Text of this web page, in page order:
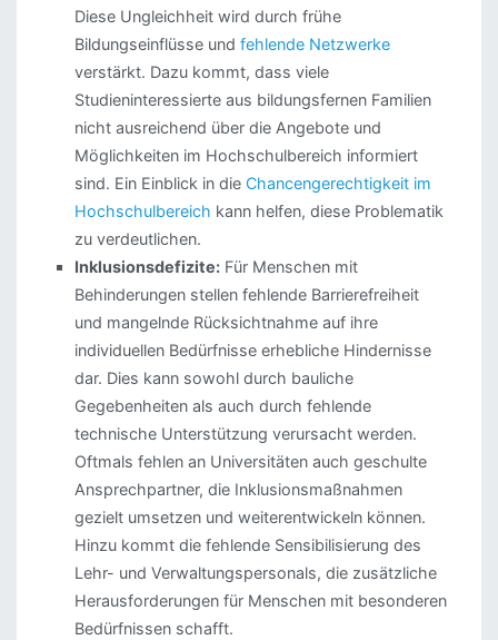
Diese Ungleichheit wird durch frühe
Bildungseinflüsse und fehlende Netzwerke
verstärkt. Dazu kommt, dass viele
Studieninteressierte aus bildungsfernen Familien
nicht ausreichend über die Angebote und
Möglichkeiten im Hochschulbereich informiert
sind. Ein Einblick in die Chancengerechtigkeit im
Hochschulbereich kann helfen, diese Problematik
zu verdeutlichen.
Inklusionsdefizite:Für Menschen mit
Behinderungen stellen fehlende Barrierefreiheit
und mangelnde Rücksichtnahme auf ihre
individuellen Bedürfnisse erhebliche Hindernisse
dar. Dies kann sowohl durch bauliche
Gegebenheiten als auch durch fehlende
technische Unterstützung verursacht werden.
Oftmals fehlen an Universitäten auch geschulte
Ansprechpartner, die Inklusionsmaßnahmen
gezielt umsetzen und weiterentwickeln können.
Hinzu kommt die fehlende Sensibilisierung des
Lehr- und Verwaltungspersonals, die zusätzliche
Herausforderungen für Menschen mit besonderen
Bedürfnissen schafft.